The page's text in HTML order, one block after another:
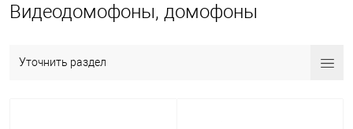
Видеодомофоны, домофоны
Уточнить раздел